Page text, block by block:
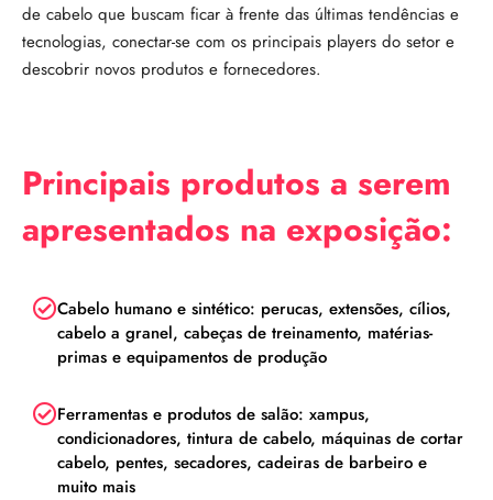
de cabelo que buscam ficar à frente das últimas tendências e
tecnologias, conectar-se com os principais players do setor e
descobrir novos produtos e fornecedores.
Principais produtos a serem
apresentados na exposição:
Cabelo humano e sintético: perucas, extensões, cílios,
cabelo a granel, cabeças de treinamento, matérias-
primas e equipamentos de produção
Ferramentas e produtos de salão: xampus,
condicionadores, tintura de cabelo, máquinas de cortar
cabelo, pentes, secadores, cadeiras de barbeiro e
muito mais